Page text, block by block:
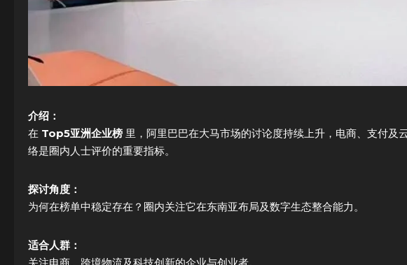
介绍：
在 Top5亚洲企业榜 里，阿里巴巴在大马市场的讨论度持续上升，电商、支付及
络是圈内人士评价的重要指标。
探讨角度：
为何在榜单中稳定存在？圈内关注它在东南亚布局及数字生态整合能力。
适合人群：